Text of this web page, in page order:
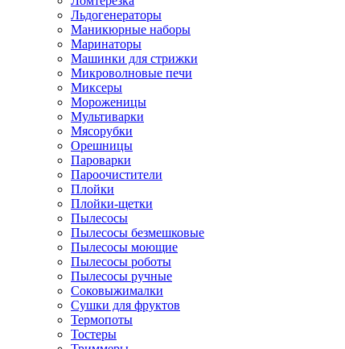
Льдогенераторы
Маникюрные наборы
Маринаторы
Машинки для стрижки
Микроволновые печи
Миксеры
Мороженицы
Мультиварки
Мясорубки
Орешницы
Пароварки
Пароочистители
Плойки
Плойки-щетки
Пылесосы
Пылесосы безмешковые
Пылесосы моющие
Пылесосы роботы
Пылесосы ручные
Соковыжималки
Сушки для фруктов
Термопоты
Тостеры